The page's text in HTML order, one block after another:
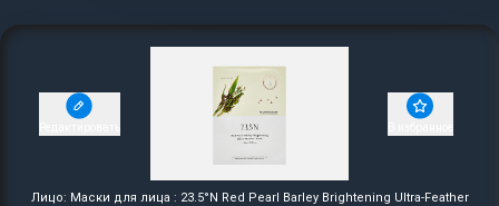
Лицо: Маски для лица : 23.5°N Red Pearl Barley Brightening Ultra-Feather